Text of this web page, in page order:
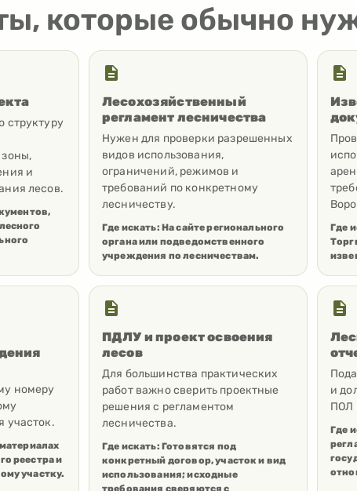
которые обычно
структуру
и
лесов.
Лесохозяйственный
регламент лесничества
Нужен для проверки разрешенных
видов использования,
ограничений, режимов и
требований по конкретному
лесничеству.
Где искать: На сайте регионального
органа или подведомственного
учреждения по лесничествам.
Где
номеру
участок.
реестра и
участку.
ПДЛУ и проект освоения
лесов
Для большинства практических
работ важно сверить проектные
решения с регламентом
лесничества.
Где искать: Готовятся под
конкретный договор, участок и вид
использования; исходные
требования сверяются с
и
ПОЛ
Где